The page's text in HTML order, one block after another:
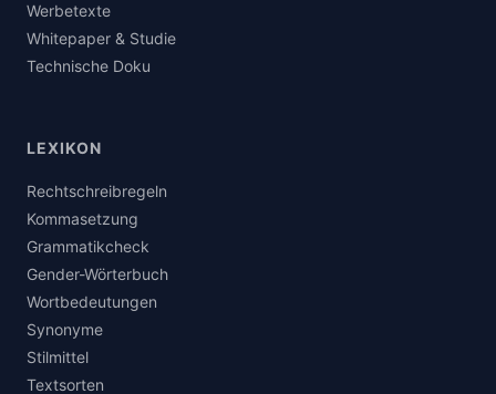
Werbetexte
Whitepaper & Studie
Technische Doku
LEXIKON
Rechtschreibregeln
Kommasetzung
Grammatikcheck
Gender-Wörterbuch
Wortbedeutungen
Synonyme
Stilmittel
Textsorten